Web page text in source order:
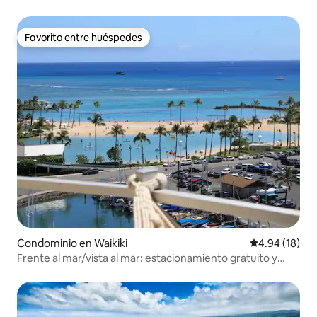
Favorito entre huéspedes
Favorito entre huéspedes
Condominio en Waikiki Calificación
4.94 (18)
Frente al mar/vista al mar: estacionamiento gratuito y